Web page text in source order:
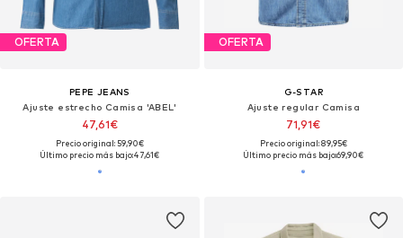
OFERTA
PEPE JEANS
Ajuste estrecho Camisa 'ABEL'
47,61€
Precio original: 59,90€
Último precio más bajo:47,61€
OFERTA
G-STAR
Ajuste regular Camisa
71,91€
Precio original: 89,95€
Último precio más bajo:69,90€